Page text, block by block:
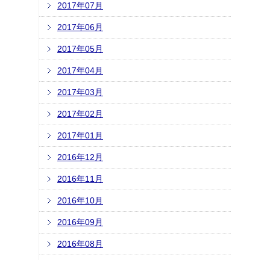
2017年07月
2017年06月
2017年05月
2017年04月
2017年03月
2017年02月
2017年01月
2016年12月
2016年11月
2016年10月
2016年09月
2016年08月